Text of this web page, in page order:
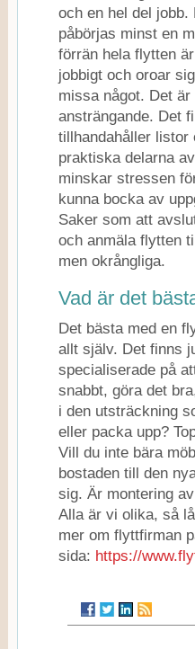
och en hel del jobb.
påbörjas minst en
förrän hela flytten
jobbigt och oroar
missa något. Det
ansträngande. Det
tillhandahåller listor
praktiska delarna
minskar stressen
kunna bocka av
Saker som att
och anmäla flytten
men okrångliga.
Vad är det
Det bästa med en
allt själv. Det finns
specialiserade på
snabbt, göra det
i den utsträckning
eller packa upp?
Vill du inte bära
bostaden till den
sig. Är montering
Alla är vi olika, så
mer om flyttfirman
sida: https://